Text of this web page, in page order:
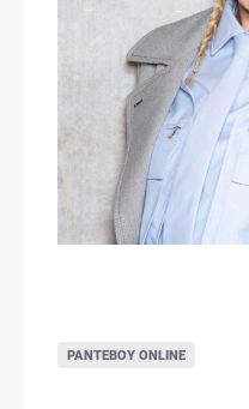
ΡΑΝΤΕΒΟΎ ONLINE